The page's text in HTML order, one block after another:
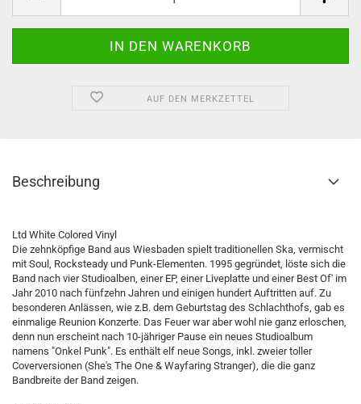
AUF DEN MERKZETTEL
Beschreibung
Ltd White Colored Vinyl
Die zehnköpfige Band aus Wiesbaden spielt traditionellen Ska, vermischt
mit Soul, Rocksteady und Punk-Elementen. 1995 gegründet, löste sich die
Band nach vier Studioalben, einer EP, einer Liveplatte und einer Best Of' im
Jahr 2010 nach fünfzehn Jahren und einigen hundert Auftritten auf. Zu
besonderen Anlässen, wie z.B. dem Geburtstag des Schlachthofs, gab es
einmalige Reunion Konzerte. Das Feuer war aber wohl nie ganz erloschen,
denn nun erscheint nach 10-jähriger Pause ein neues Studioalbum
namens "Onkel Punk". Es enthält elf neue Songs, inkl. zweier toller
Coverversionen (She's The One & Wayfaring Stranger), die die ganz
Bandbreite der Band zeigen.